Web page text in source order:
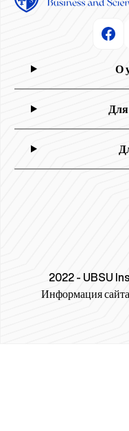
О
Для
2022 - UBSU
Информация